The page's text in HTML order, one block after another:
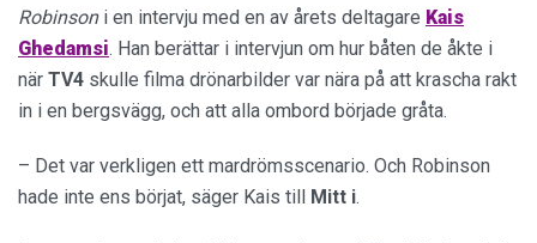
Robinson i en intervju med en av årets deltagare Kais
Ghedamsi. Han berättar i intervjun om hur båten de åkte i
när TV4 skulle filma drönarbilder var nära på att krascha rakt
in i en bergsvägg, och att alla ombord började gråta.
– Det var verkligen ett mardrömsscenario. Och Robinson
hade inte ens börjat, säger Kais till Mitt i.